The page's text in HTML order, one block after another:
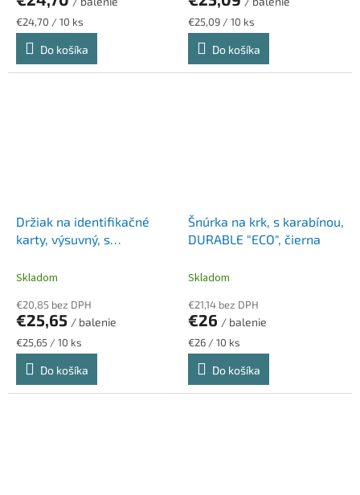
Jednotková
cena:
€24,70 / 10 ks
Do košíka
Jednotková
cena:
€25,09 / 10 ks
Do košíka
Držiak na identifikačné
karty, výsuvný, s
Skladom
€20,85 bez DPH
€25,65 / balenie
Jednotková
cena:
€25,65 / 10 ks
Do košíka
Šnúrka na krk, s karabínou,
DURABLE "ECO", čierna
Skladom
€21,14 bez DPH
€26 / balenie
Jednotková
cena:
€26 / 10 ks
Do košíka